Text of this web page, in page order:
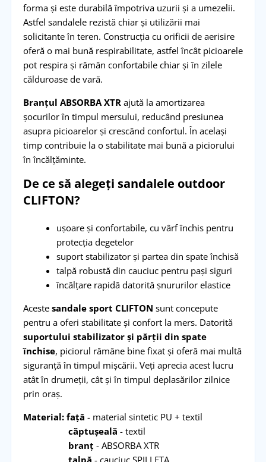
forma și este durabilă împotriva uzurii și a umezelii.
Astfel sandalele rezistă chiar și utilizării mai
solicitante în teren. Construcția cu orificii de aerisire
oferă o mai bună respirabilitate, astfel încât picioarele
pot respira și rămân confortabile chiar și în zilele
călduroase de vară.
Branțul ABSORBA XTR ajută la amortizarea
șocurilor în timpul mersului, reducând presiunea
asupra picioarelor și crescând confortul. În același
timp contribuie la o stabilitate mai bună a piciorului
în încălțăminte.
De ce să alegeți sandalele outdoor
CLIFTON?
ușoare și confortabile, cu vârf închis pentru
protecția degetelor
suport stabilizator și partea din spate închisă
talpă robustă din cauciuc pentru pași siguri
încălțare rapidă datorită șnururilor elastice
Aceste sandale sport CLIFTON sunt concepute
pentru a oferi stabilitate și confort la mers. Datorită
suportului stabilizator și părții din spate
închise, piciorul rămâne bine fixat și oferă mai multă
siguranță în timpul mișcării. Veți aprecia acest lucru
atât în drumeții, cât și în timpul deplasărilor zilnice
prin oraș.
Material: față - material sintetic PU + textil
căptușeală - textil
branț - ABSORBA XTR
talpă - cauciuc SPILLETA